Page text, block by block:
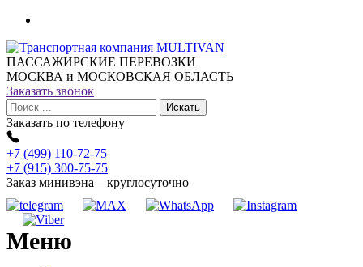
ПАССАЖИРСКИЕ ПЕРЕВОЗКИ
МОСКВА и МОСКОВСКАЯ ОБЛАСТЬ
Заказать звонок
Заказать по телефону
+7 (499) 110-72-75
+7 (915) 300-75-75
Заказ минивэна – круглосуточно
Меню